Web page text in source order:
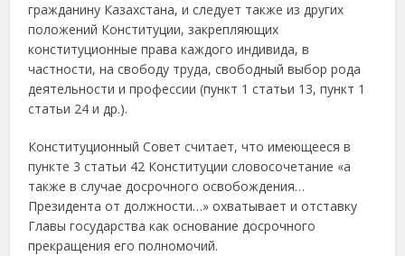
гражданину Казахстана, и следует также из других
положений Конституции, закрепляющих
конституционные права каждого индивида, в
частности, на свободу труда, свободный выбор рода
деятельности и профессии (пункт 1 статьи 13, пункт 1
статьи 24 и др.).
Конституционный Совет считает, что имеющееся в
пункте 3 статьи 42 Конституции словосочетание «а
также в случае досрочного освобождения…
Президента от должности…» охватывает и отставку
Главы государства как основание досрочного
прекращения его полномочий.